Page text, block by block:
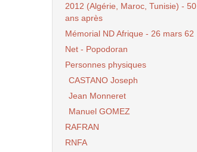
2012 (Algérie, Maroc, Tunisie) - 50
ans après
Mémorial ND Afrique - 26 mars 62
Net - Popodoran
Personnes physiques
CASTANO Joseph
Jean Monneret
Manuel GOMEZ
RAFRAN
RNFA